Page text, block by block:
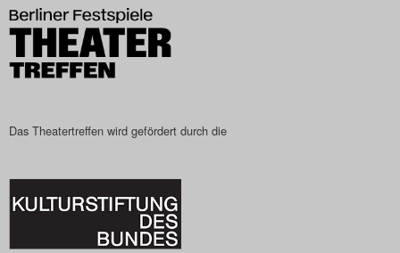
Das Theatertreffen wird gefördert durch die